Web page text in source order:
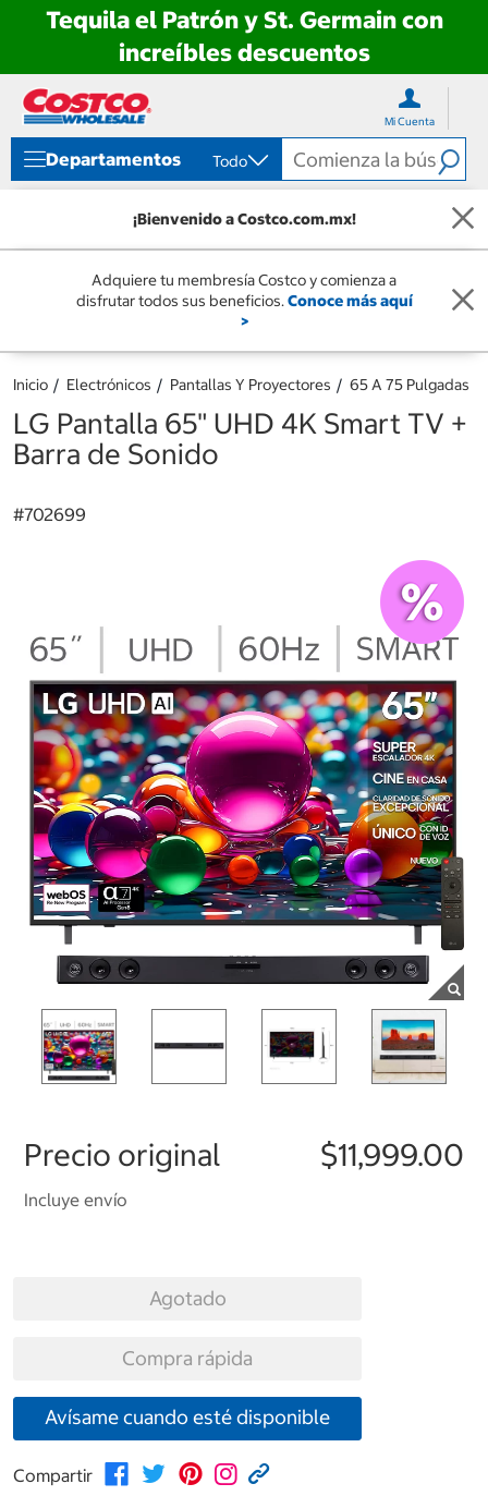
Tequila el Patrón y St. Germain con
increíbles descuentos
directo
contenido
directo
menú
navegación
Mi Cuenta
Departamentos Todo
¡Bienvenido a Costco.com.mx!
Adquiere tu membresía Costco y comienza a
disfrutar todos sus beneficios.Conoce más aquí
>
Inicio Electrónicos Pantallas Y Proyectores 65 A 75 Pulgadas
LG Pantalla 65" UHD 4K Smart TV +
Barra de Sonido
#702699
Precio original $11,999.00
Incluye envío
Agotado
Compra rápida
Avísame cuando esté disponible
Compartir